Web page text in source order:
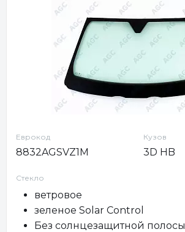
Еврокод
8832AGSVZ1M
Кузов
3D HB
Стекло
ветровое
зеленое Solar Control
Без солнцезащитной полосы